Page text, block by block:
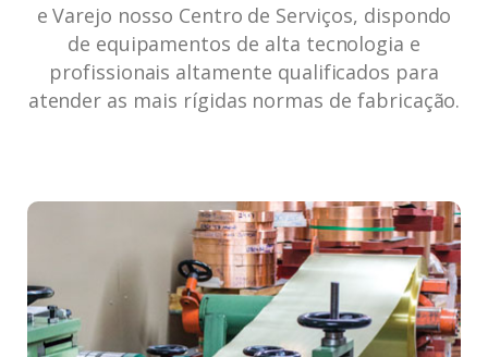
e Varejo nosso Centro de Serviços, dispondo
de equipamentos de alta tecnologia e
profissionais altamente qualificados para
atender as mais rígidas normas de fabricação.